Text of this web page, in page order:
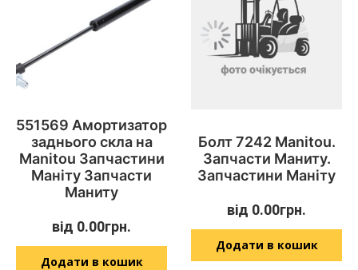
551569 Амортизатор
заднього скла на
Manitou Запчастини
Маніту Запчасти
Маниту
від 0.00грн.
Додати в кошик
Болт 7242 Manitou.
Запчасти Маниту.
Запчастини Маніту
від 0.00грн.
Додати в кошик